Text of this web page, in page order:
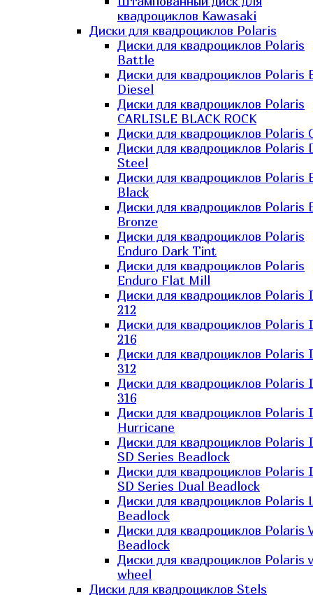
квадроциклов Kawasaki​
Диски для квадроциклов Polaris
Диски для квадроциклов Polaris
Battle
Диски для квадроциклов Polaris
Diesel
Диски для квадроциклов Polaris
CARLISLE BLACK ROCK
Диски для квадроциклов Polaris
Диски для квадроциклов Polaris
Steel
Диски для квадроциклов Polaris
Black
Диски для квадроциклов Polaris
Bronze
Диски для квадроциклов Polaris
Enduro Dark Tint
Диски для квадроциклов Polaris
Enduro Flat Mill
Диски для квадроциклов Polaris
212
Диски для квадроциклов Polaris
216
Диски для квадроциклов Polaris
312
Диски для квадроциклов Polaris
316
Диски для квадроциклов Polaris
Hurricane
Диски для квадроциклов Polaris
SD Series Beadlock
Диски для квадроциклов Polaris
SD Series Dual Beadlock
Диски для квадроциклов Polaris
Beadlock
Диски для квадроциклов Polaris
Beadlock
Диски для квадроциклов Polaris
wheel
Диски для квадроциклов Stels